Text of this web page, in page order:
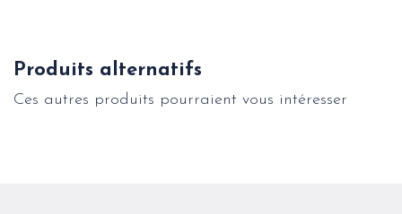
Produits alternatifs
Ces autres produits pourraient vous intéresser